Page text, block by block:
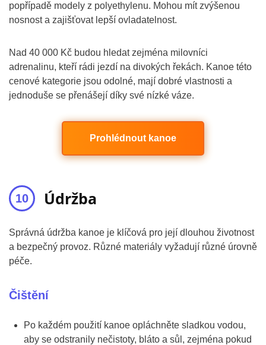
popřípadě modely z polyethylenu. Mohou mít zvýšenou
nosnost a zajišťovat lepší ovladatelnost.
Nad 40 000 Kč budou hledat zejména milovníci
adrenalinu, kteří rádi jezdí na divokých řekách. Kanoe této
cenové kategorie jsou odolné, mají dobré vlastnosti a
jednoduše se přenášejí díky své nízké váze.
Prohlédnout kanoe
Údržba
Správná údržba kanoe je klíčová pro její dlouhou životnost
a bezpečný provoz. Různé materiály vyžadují různé úrovně
péče.
Čištění
Po každém použití kanoe opláchněte sladkou vodou,
aby se odstranily nečistoty, bláto a sůl, zejména pokud